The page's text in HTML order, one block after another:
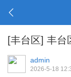
[丰台区] 丰台
admin
2026-5-18